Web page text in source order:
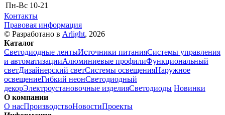
Пн-Вс 10-21
Контакты
Правовая информация
© Разработано в Arlight, 2026
Каталог
Светодиодные лентыИсточники питанияСистемы управления
и автоматизацииАлюминиевые профилиФункциональный
светДизайнерский светСистемы освещенияНаружное
освещениеГибкий неонСветодиодный
декорЭлектроустановочные изделияСветодиоды Новинки
О компании
О насПроизводствоНовостиПроекты